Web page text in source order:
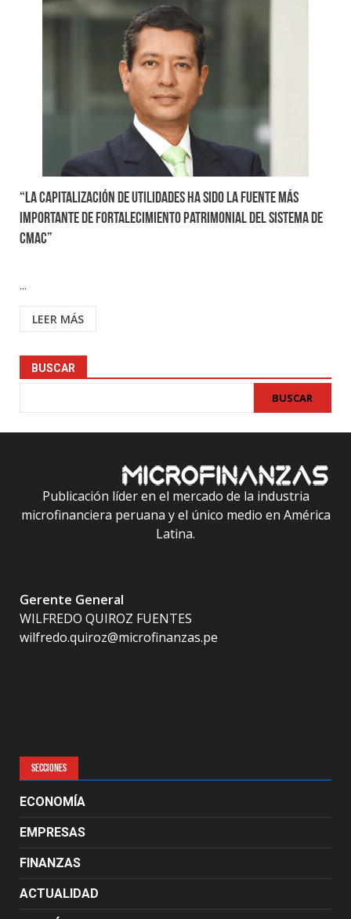
“La capitalización de utilidades ha sido la fuente más
importante de fortalecimiento patrimonial del sistema de
CMAC”
...
LEER MÁS
BUSCAR
BUSCAR
Publicación líder en el mercado de la industria
microfinanciera peruana y el único medio en América
Latina.
Gerente General
WILFREDO QUIROZ FUENTES
wilfredo.quiroz@microfinanzas.pe
SECCIONES
ECONOMÍA
EMPRESAS
FINANZAS
ACTUALIDAD